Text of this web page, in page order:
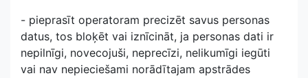
- pieprasīt operatoram precizēt savus personas
datus, tos bloķēt vai iznīcināt, ja personas dati ir
nepilnīgi, novecojuši, neprecīzi, nelikumīgi iegūti
vai nav nepieciešami norādītajam apstrādes